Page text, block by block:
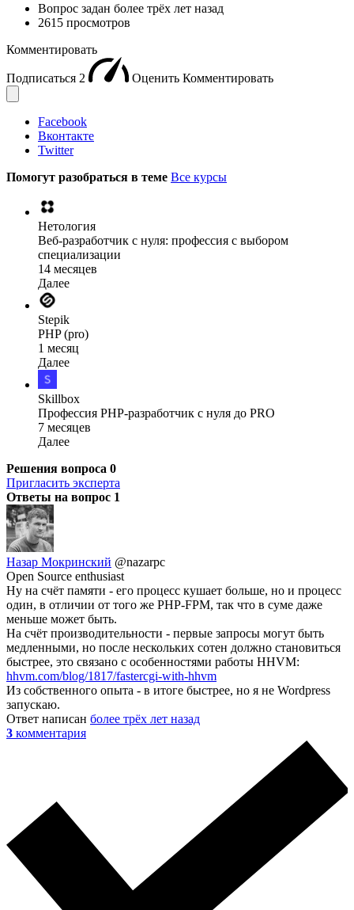
Вопрос задан более трёх лет назад
2615 просмотров
Комментировать
Подписаться 2 Оценить Комментировать
Facebook
Вконтакте
Twitter
Помогут разобраться в теме Все курсы
Нетология
Веб-разработчик с нуля: профессия с выбором
специализации
14 месяцев
Далее
Stepik
PHP (pro)
1 месяц
Далее
Skillbox
Профессия PHP-разработчик с нуля до PRO
7 месяцев
Далее
Решения вопроса 0
Пригласить эксперта
Ответы на вопрос 1
Назар Мокринский @nazarpc
Open Source enthusiast
Ну на счёт памяти - его процесс кушает больше, но и процесс
один, в отличии от того же PHP-FPM, так что в суме даже
меньше может быть.
На счёт производительности - первые запросы могут быть
медленными, но после нескольких сотен должно становиться
быстрее, это связано с особенностями работы HHVM:
hhvm.com/blog/1817/fastercgi-with-hhvm
Из собственного опыта - в итоге быстрее, но я не Wordpress
запускаю.
Ответ написан более трёх лет назад
3 комментария